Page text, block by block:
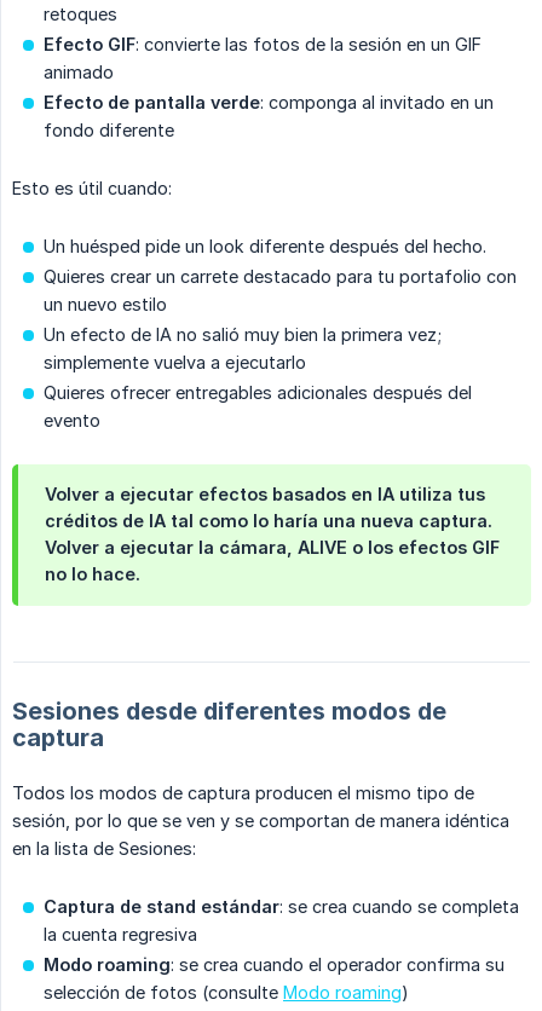
retoques
Efecto GIF: convierte las fotos de la sesión en un GIF
animado
Efecto de pantalla verde: componga al invitado en un
fondo diferente
Esto es útil cuando:
Un huésped pide un look diferente después del hecho.
Quieres crear un carrete destacado para tu portafolio con
un nuevo estilo
Un efecto de IA no salió muy bien la primera vez;
simplemente vuelva a ejecutarlo
Quieres ofrecer entregables adicionales después del
evento
Volver a ejecutar efectos basados ​​en IA utiliza tus
créditos de IA tal como lo haría una nueva captura.
Volver a ejecutar la cámara, ALIVE o los efectos GIF
no lo hace.
Sesiones desde diferentes modos de
captura
Todos los modos de captura producen el mismo tipo de
sesión, por lo que se ven y se comportan de manera idéntica
en la lista de Sesiones:
Captura de stand estándar: se crea cuando se completa
la cuenta regresiva
Modo roaming: se crea cuando el operador confirma su
selección de fotos (consulte Modo roaming)